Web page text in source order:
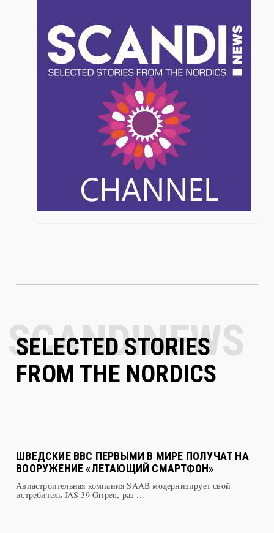
SELECTED STORIES
FROM THE NORDICS
ШВЕДСКИЕ ВВС ПЕРВЫМИ В МИРЕ ПОЛУЧАТ НА
ВООРУЖЕНИЕ «ЛЕТАЮЩИЙ СМАРТФОН»
Авиастроительная компания SAAB модернизирует свой
истребитель JAS 39 Gripen, раз ...